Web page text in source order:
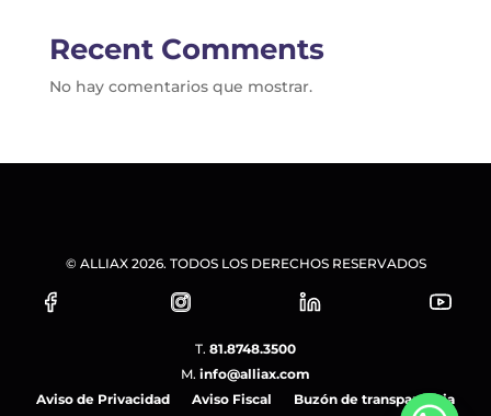
Recent Comments
No hay comentarios que mostrar.
© ALLIAX 2026. TODOS LOS DERECHOS RESERVADOS
T. 81.8748.3500
M. info@alliax.com
Aviso de Privacidad
Aviso Fiscal Buzón de transparencia